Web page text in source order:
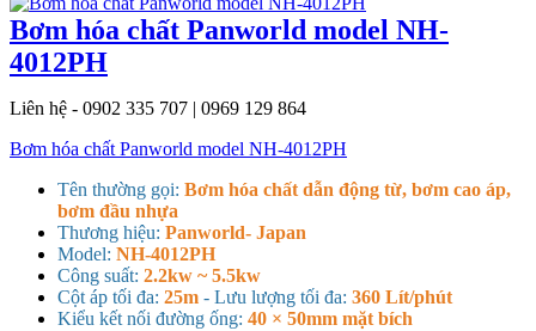
Bơm hóa chất Panworld model NH-
4012PH
Liên hệ - 0902 335 707 | 0969 129 864
Bơm hóa chất Panworld model NH-4012PH
Tên thường gọi: Bơm hóa chất dẫn động từ, bơm cao áp,
bơm đầu nhựa
Thương hiệu: Panworld- Japan
Model: NH-4012PH
Công suất: 2.2kw ~ 5.5kw
Cột áp tối đa: 25m - Lưu lượng tối đa: 360 Lít/phút
Kiểu kết nối đường ống: 40 × 50mm mặt bích